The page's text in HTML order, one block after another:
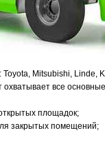
Mitsubishi, Linde,
все
площадок;
закрытых помещений;